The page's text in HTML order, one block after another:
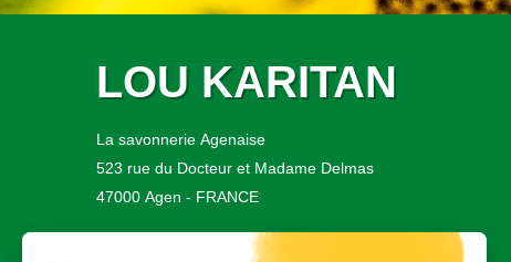
LOU KARITAN
La savonnerie Agenaise
523 rue du Docteur et Madame Delmas
47000 Agen - FRANCE